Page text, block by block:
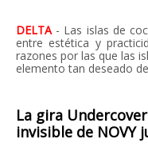
DELTA - Las islas de
entre estética y
razones por las que las
elemento tan deseado
La gira
invisible de NOVY